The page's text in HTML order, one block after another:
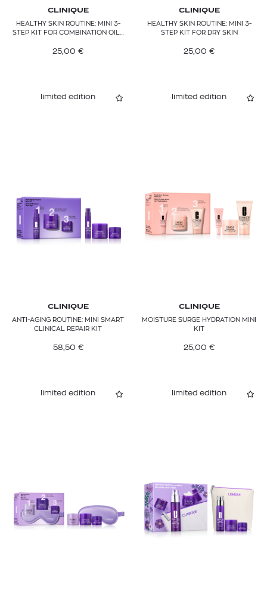
CLINIQUE
HEALTHY SKIN ROUTINE: MINI 3-
STEP KIT FOR COMBINATION OILY
25,00 €
CLINIQUE
HEALTHY SKIN ROUTINE: MINI 3-
STEP KIT FOR DRY SKIN
25,00 €
limited edition
CLINIQUE
ANTI-AGING ROUTINE: MINI SMART
CLINICAL REPAIR KIT
58,50 €
limited edition
CLINIQUE
MOISTURE SURGE HYDRATION MINI
KIT
25,00 €
limited edition limited edition